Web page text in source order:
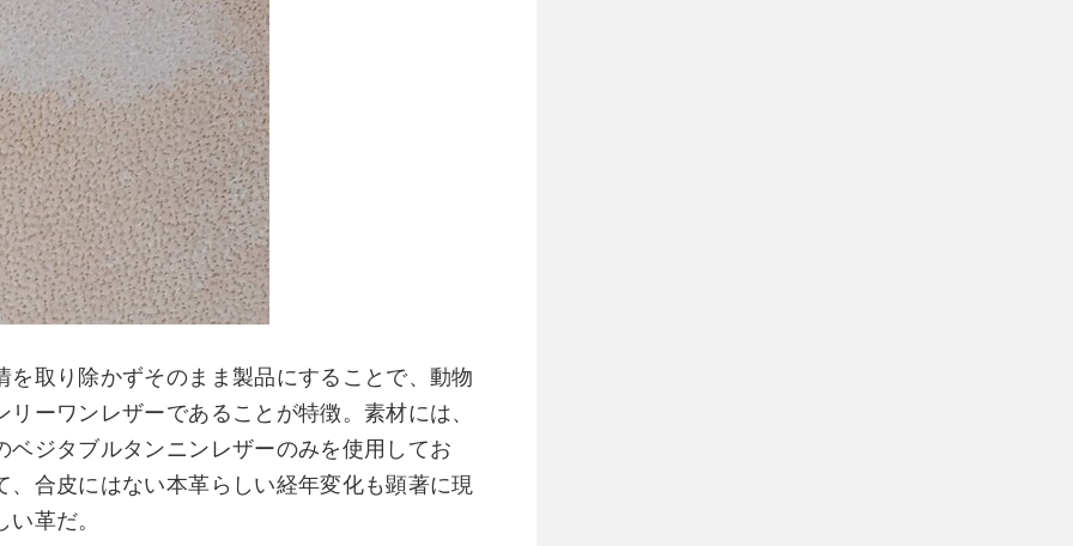
取り除かずそのまま製品にすることで、動物
ーワンレザーであることが特徴。素材には、
ジタブルタンニンレザーのみを使用してお
合皮にはない本革らしい経年変化も顕著に現
革だ。